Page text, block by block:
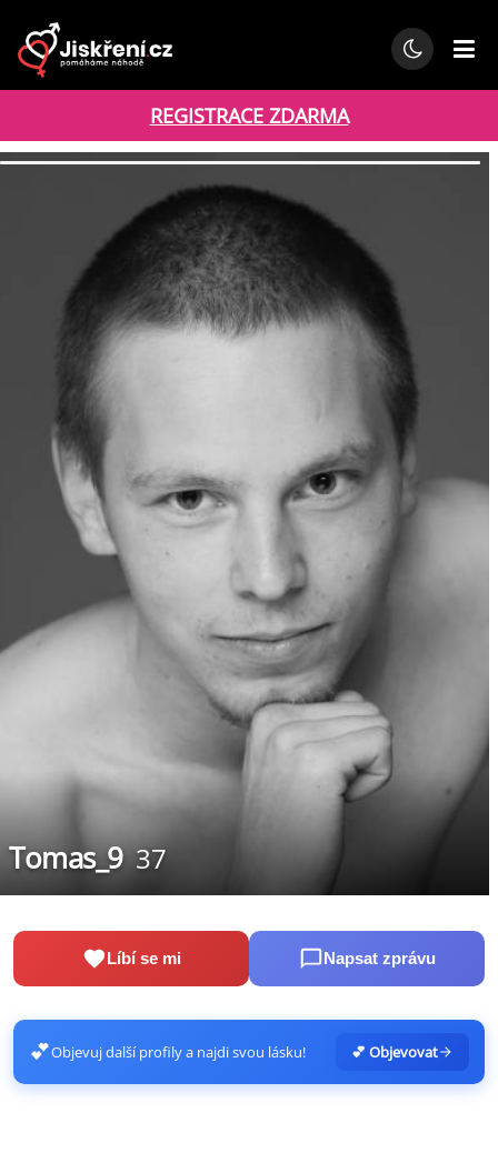
REGISTRACE ZDARMA
Tomas_9 37
Líbí se mi Napsat zprávu
💕Objevuj další profily a najdi svou lásku! 💕 Objevovat